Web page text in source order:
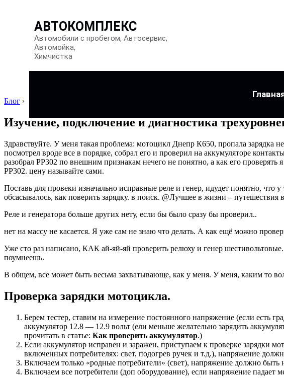
АВТОКОМПЛЕКС
Автомобили с пробегом, Автосервис,
Автомойка,
Химчистка
Блог ›
Изучение, подключение и диагностика
Здравствуйте. У меня такая проблема: мотоцикл Днепр К650, пропала зарядка
посмотрел вроде все в порядке, собрал его и проверил на аккумуляторе
разобрал РР302 по внешним признакам нечего не понятно, а как его
РР302. цену называйте сами.
Поставь для провеки изначально исправные реле и генер, идудет понятно, что
обсасывалось, как поверить зарядку. в поиск. @Лучшее в жизни – путешествия
Реле и генератора больше других нету, если бы было сразу бы проверил..
нет на массу не касается. Я уже сам не знаю что делать. А как ещё можно
Уже сто раз написано, КАК ай-яй-яй проверить релюху и генер
поумнеешь.
В общем, все может быть весьма захватывающе, как у меня. У меня, каким то
Проверка зарядки мотоцикла.
Берем тестер, ставим на измерение постоянного напряжение (если есть
аккумулятор 12.8 — 12.9 вольт (ели меньше желательно зарядить
прочитать в статье: Как проверить аккумулятор.)
Если аккумулятор исправен и заражен, приступаем к проверке зарядки
включенных потребителях: свет, подогрев ручек и т.д.), напряжение
Включаем только «родные потребители» (свет), напряжение должно быть
Включаем все потребители (доп оборудование), если напряжение